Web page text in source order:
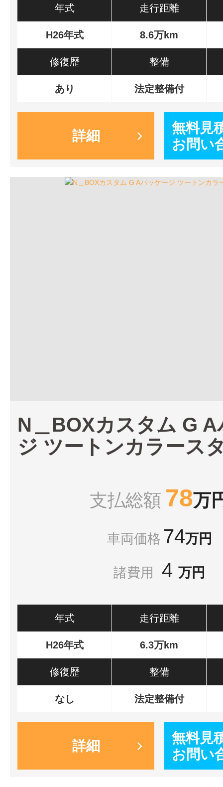
年式
H26年式
走行距離
8.6万km
修復歴
あり
整備
法定整備付
詳細
無料見
お問い
N＿BOXカスタム G
ジ ツートンカラース
支払総額 78万
車両価格 74万円
諸費用 4 万円
年式
H26年式
走行距離
6.3万km
修復歴
なし
整備
法定整備付
詳細
無料見
お問い